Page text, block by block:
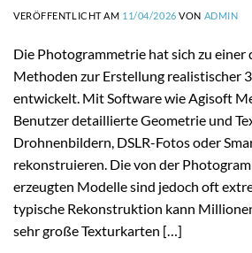
VERÖFFENTLICHT AM 11/04/2026 VON ADMIN
Die Photogrammetrie hat sich zu einer
Methoden zur Erstellung realistischer
entwickelt. Mit Software wie Agisoft
Benutzer detaillierte Geometrie und
Drohnenbildern, DSLR-Fotos oder
rekonstruieren. Die von der
erzeugten Modelle sind jedoch oft
typische Rekonstruktion kann
sehr große Texturkarten […]